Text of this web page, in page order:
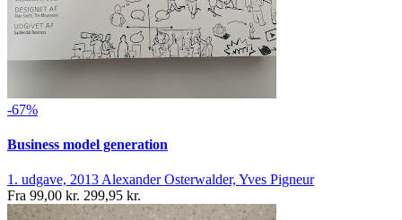
-67%
Business model generation
1. udgave, 2013 Alexander Osterwalder, Yves Pigneur
Fra 99,00 kr. 299,95 kr.